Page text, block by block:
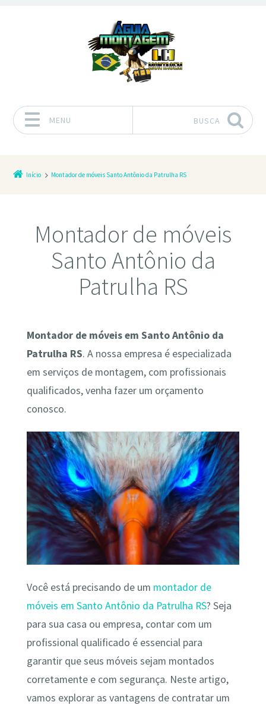
MENU BUSCA
Início Montador de móveis Santo Antônio da Patrulha RS
Montador de móveis
Santo Antônio da
Patrulha RS
Montador de móveis em Santo Antônio da
Patrulha RS. A nossa empresa é especializada
em serviços de montagem, com profissionais
qualificados, venha fazer um orçamento
conosco.
Você está precisando de um montador de
móveis em Santo Antônio da Patrulha RS? Seja
para sua casa ou empresa, contar com um
profissional qualificado é essencial para
garantir que seus móveis sejam montados
corretamente e com segurança. Neste artigo,
vamos explorar as vantagens de contratar um